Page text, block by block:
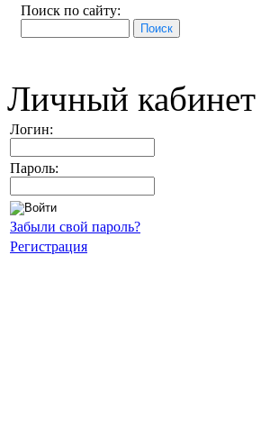
Поиск по сайту:
Личный кабинет
Логин:
Пароль:
Забыли свой пароль?
Регистрация